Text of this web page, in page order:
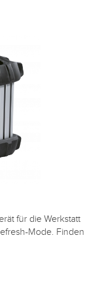
für die Werkstatt
Mode. Finden